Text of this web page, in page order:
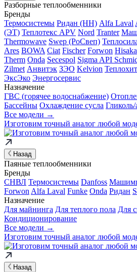
Разборные теплообменники
Бренды
Термосистемы Ридан (НН) Alfa Laval
(ЭТ) Теплотекс APV Nord Tranter
Thermowave Swep (РоСвеп)
Ares BOWA Ciat Fischer Forwon Hisaka
Therm Onda Secespol Sigma API
Zilmet Анвитэк ЗЭО Kelvion
ЭксЭко Энергосервис
Назначение
ГВС (горячее водоснабжение)
Бассейны Охлаждение сусла
Все модели →
Изготовим точный аналог любой
Назад
Паяные теплообменники
Бренды
СНВЛ Термосистемы Danfoss
Forwon Alfa Laval Funke Onda Ридан
Назначение
Для майнинга Для теплого пола Для
Кондиционирование
Все модели →
Изготовим точный аналог любой
Назад